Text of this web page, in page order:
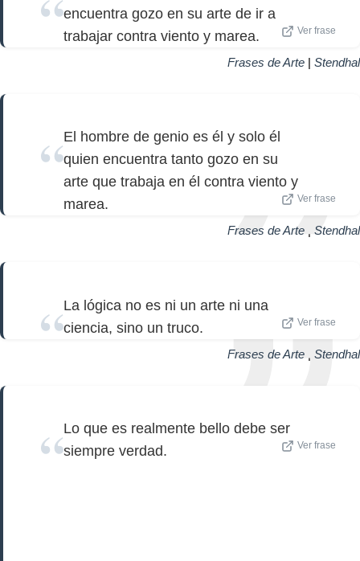
encuentra gozo en su arte de ir a
trabajar contra viento y marea.
Ver frase
Frases de Arte | Stendhal
El hombre de genio es él y solo él
quien encuentra tanto gozo en su
arte que trabaja en él contra viento y
marea.
Ver frase
Frases de Arte Stendhal
La lógica no es ni un arte ni una
ciencia, sino un truco.
Ver frase
Frases de Arte Stendhal
Lo que es realmente bello debe ser
siempre verdad.
Ver frase